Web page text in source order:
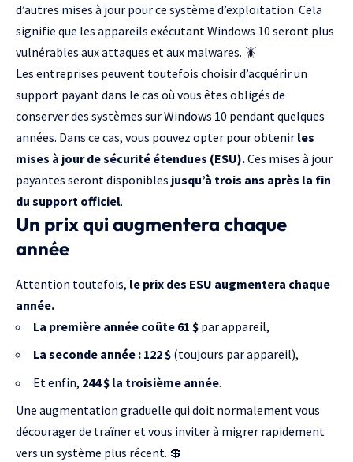
d’autres mises à jour pour ce système d’exploitation. Cela
signifie que les appareils exécutantWindows 10 seront plus
vulnérables aux attaques et aux malwares. 🪳
Les entreprises peuvent toutefois choisir d’acquérir un
support payant dans le cas où vous êtes obligés de
conserver des systèmes sur Windows 10 pendant quelques
années. Dans ce cas, vous pouvez opter pour obtenir les
mises à jour de sécurité étendues (ESU).Ces mises à jour
payantes seront disponibles jusqu’à trois ans après la fin
du support officiel.
Un prix qui augmentera chaque
année
Attention toutefois, le prix des ESU augmentera chaque
année.
La première année coûte 61 $ par appareil,
La seconde année : 122 $ (toujours par appareil),
Et enfin, 244 $ la troisième année.
Une augmentation graduelle qui doit normalement vous
décourager de traîner et vous inviter à migrer rapidement
vers un système plus récent. 💲